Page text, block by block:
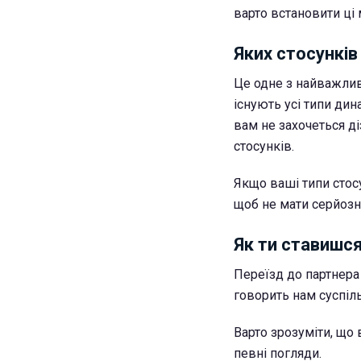
варто встановити
Яких
Це одне з
існують усі типи
вам не захочеться
стосунків.
Якщо ваші типи
щоб не мати
Як ти
Переїзд до
говорить нам
Варто зрозуміти, що
певні погляди.